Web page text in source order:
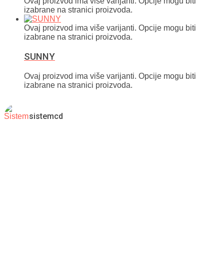
izabrane na stranici proizvoda.
Ovaj proizvod ima više varijanti. Opcije mogu biti
izabrane na stranici proizvoda.
SUNNY
Ovaj proizvod ima više varijanti. Opcije mogu biti
izabrane na stranici proizvoda.
sistemcd